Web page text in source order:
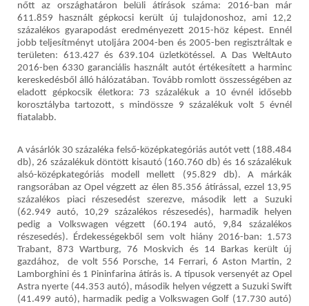
nőtt az országhatáron belüli átírások száma: 2016-ban már
611.859 használt gépkocsi került új tulajdonoshoz, ami 12,2
százalékos gyarapodást eredményezett 2015-höz képest. Ennél
jobb teljesítményt utoljára 2004-ben és 2005-ben regisztráltak e
területen: 613.427 és 639.104 üzletkötéssel. A Das WeltAuto
2016-ben 6330 garanciális használt autót értékesített a harminc
kereskedésből álló hálózatában. Tovább romlott összességében az
eladott gépkocsik életkora: 73 százalékuk a 10 évnél idősebb
korosztályba tartozott, s mindössze 9 százalékuk volt 5 évnél
fiatalabb.
A vásárlók 30 százaléka felső-középkategóriás autót vett (188.484
db), 26 százalékuk döntött kisautó (160.760 db) és 16 százalékuk
alsó-középkategóriás modell mellett (95.829 db). A márkák
rangsorában az Opel végzett az élen 85.356 átírással, ezzel 13,95
százalékos piaci részesedést szerezve, második lett a Suzuki
(62.949 autó, 10,29 százalékos részesedés), harmadik helyen
pedig a Volkswagen végzett (60.194 autó, 9,84 százalékos
részesedés). Érdekességekből sem volt hiány 2016-ban: 1.573
Trabant, 873 Wartburg, 76 Moskvich és 14 Barkas került új
gazdához, de volt 556 Porsche, 14 Ferrari, 6 Aston Martin, 2
Lamborghini és 1 Pininfarina átírás is. A típusok versenyét az Opel
Astra nyerte (44.353 autó), második helyen végzett a Suzuki Swift
(41.499 autó), harmadik pedig a Volkswagen Golf (17.730 autó)